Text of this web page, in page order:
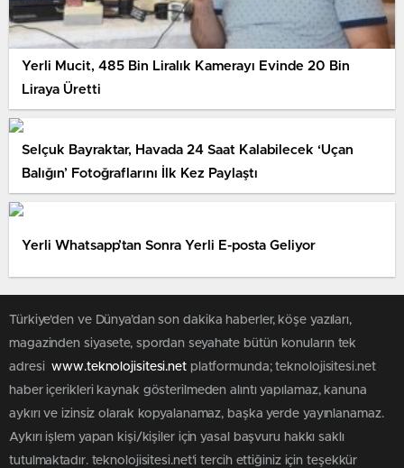
Yerli Mucit, 485 Bin Liralık Kamerayı Evinde 20 Bin
Liraya Üretti
Selçuk Bayraktar, Havada 24 Saat Kalabilecek ‘Uçan
Balığın’ Fotoğraflarını İlk Kez Paylaştı
Yerli Whatsapp’tan Sonra Yerli E-posta Geliyor
Türkiye'den ve Dünya’dan son dakika haberler, köşe yazıları,
magazinden siyasete, spordan seyahate bütün konuların tek
adresiwww.teknolojisitesi.netplatformunda; teknolojisitesi.net
haber içerikleri kaynak gösterilmeden alıntı yapılamaz, kanuna
aykırı ve izinsiz olarak kopyalanamaz, başka yerde yayınlanamaz.
Aykırı işlem yapan kişi/kişiler için yasal başvuru hakkı saklı
tutulmaktadır. teknolojisitesi.net'i tercih ettiğiniz için teşekkür